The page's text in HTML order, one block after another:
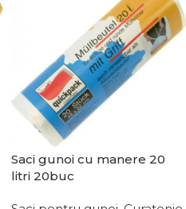
Saci gunoi cu manere 20
litri 20buc